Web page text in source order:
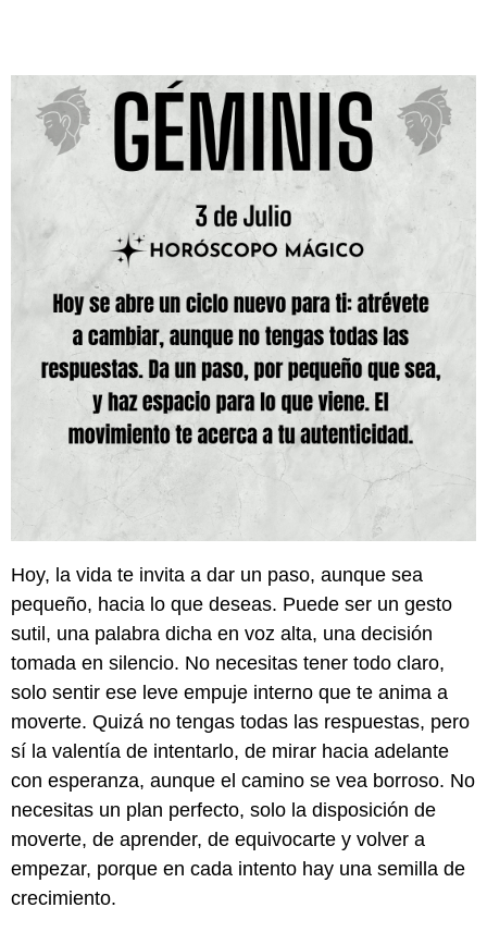
Hoy, la vida te invita a dar un paso, aunque sea
pequeño, hacia lo que deseas. Puede ser un gesto
sutil, una palabra dicha en voz alta, una decisión
tomada en silencio. No necesitas tener todo claro,
solo sentir ese leve empuje interno que te anima a
moverte. Quizá no tengas todas las respuestas, pero
sí la valentía de intentarlo, de mirar hacia adelante
con esperanza, aunque el camino se vea borroso. No
necesitas un plan perfecto, solo la disposición de
moverte, de aprender, de equivocarte y volver a
empezar, porque en cada intento hay una semilla de
crecimiento.